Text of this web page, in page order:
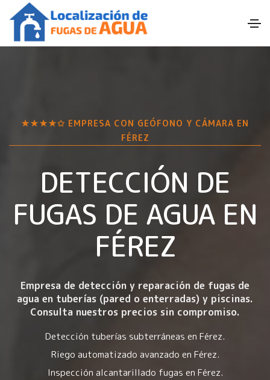
★★★★✩ EMPRESA CON GEÓFONO Y CÁMARA EN
FÉREZ
DETECCIÓN DE
FUGAS DE AGUA EN
FÉREZ
Empresa de detección y reparación de fugas de
agua en tuberías (pared o enterradas) y piscinas.
Consulta nuestros precios sin compromiso.
Detección tuberías subterráneas en Férez.
Riego automatizado avanzado en Férez.
Inspección alcantarillado fugas en Férez.